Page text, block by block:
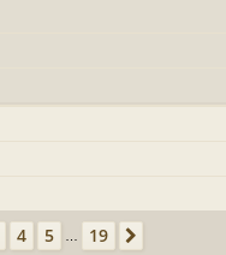
из 19
4 5 19